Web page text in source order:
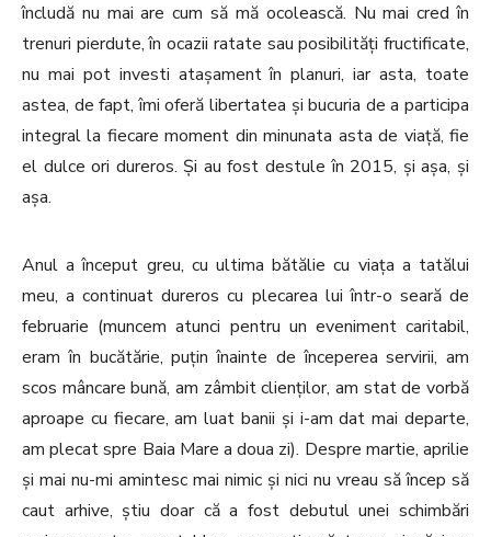
încludă nu mai are cum să mă ocolească. Nu mai cred în
trenuri pierdute, în ocazii ratate sau posibilități fructificate,
nu mai pot investi atașament în planuri, iar asta, toate
astea, de fapt, îmi oferă libertatea și bucuria de a participa
integral la fiecare moment din minunata asta de viață, fie
el dulce ori dureros. Și au fost destule în 2015, și așa, și
așa.
Anul a început greu, cu ultima bătălie cu viața a tatălui
meu, a continuat dureros cu plecarea lui într-o seară de
februarie (muncem atunci pentru un eveniment caritabil,
eram în bucătărie, puțin înainte de începerea servirii, am
scos mâncare bună, am zâmbit clienților, am stat de vorbă
aproape cu fiecare, am luat banii și i-am dat mai departe,
am plecat spre Baia Mare a doua zi). Despre martie, aprilie
și mai nu-mi amintesc mai nimic și nici nu vreau să încep să
caut arhive, știu doar că a fost debutul unei schimbări